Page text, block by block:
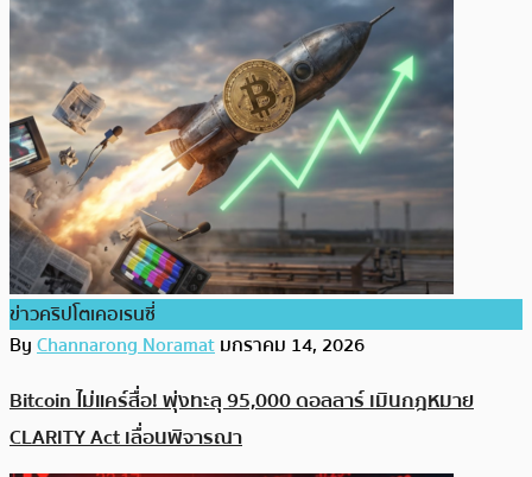
ข่าวคริปโตเคอเรนซี่
ByChannarong Noramatมกราคม 14, 2026
Bitcoin ไม่แคร์สื่อ! พุ่งทะลุ 95,000 ดอลลาร์ เมินกฎหมาย
CLARITY Act เลื่อนพิจารณา